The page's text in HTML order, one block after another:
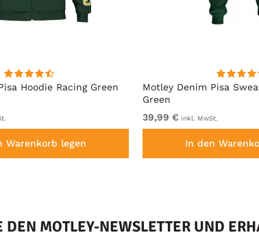
Hoodie Racing Green
Warenkorb legen
Motley Denim Pisa
Green
39,99 € inkl. MwSt.
In den
DEN MOTLEY-NEWSLETTER UND